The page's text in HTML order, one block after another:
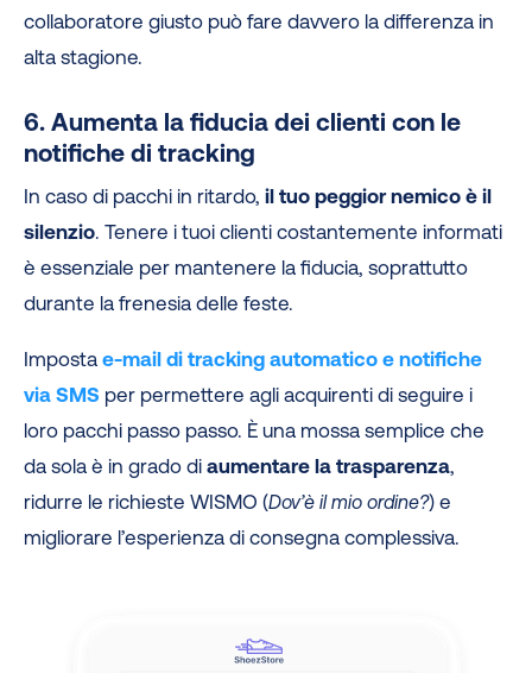
collaboratore giusto può fare davvero la differenza in
alta stagione.
6. Aumenta la fiducia dei clienti con le
notifiche di tracking
In caso di pacchi in ritardo,il tuo peggior nemico è il
silenzio. Tenere i tuoi clienti costantemente informati
è essenziale per mantenere la fiducia, soprattutto
durante la frenesia delle feste.
Impostae-mail di tracking automatico e notifiche
via SMS per permettere agli acquirenti di seguire i
loro pacchi passo passo. È una mossa semplice che
da sola è in grado diaumentare la trasparenza,
ridurre le richieste WISMO (Dov’è il mio ordine?) e
migliorare l’esperienza di consegna complessiva.